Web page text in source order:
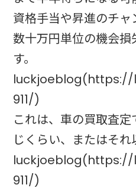
資格手当や昇進のチ
数十万円単位の機会
す。
luckjoeblog(https://
911/)
これは、車の買取査
じくらい、またはそれ
luckjoeblog(https://
911/)